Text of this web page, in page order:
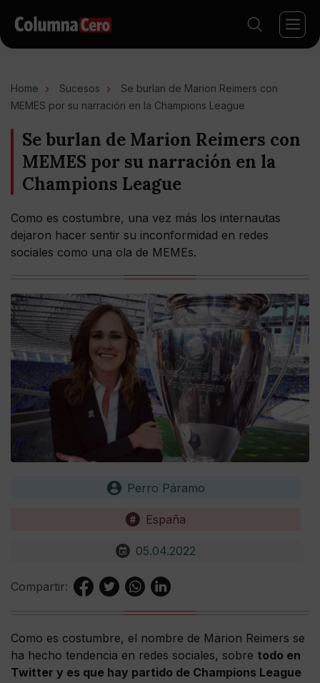
Home Sucesos
Se burlan de Marion Reimers con
MEMES por su narración en la Champions League
Se burlan de Marion Reimers con
MEMES por su narración en la
Champions League
Como es costumbre, una vez más los internautas
dejaron hacer sentir su inconformidad en redes
sociales como una ola de MEMEs.
Perro Páramo
España
05.04.2022
Compartir:
Como es costumbre, el nombre de Marion Reimers se
ha hecho tendencia en redes sociales, sobre todo en
Twitter y es que hay partido de Champions League